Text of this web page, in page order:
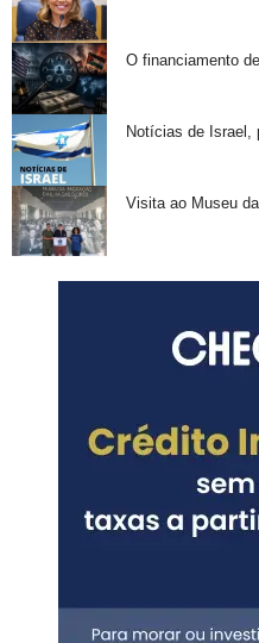
O financiamento
Notícias de Israel,
Visita ao Museu